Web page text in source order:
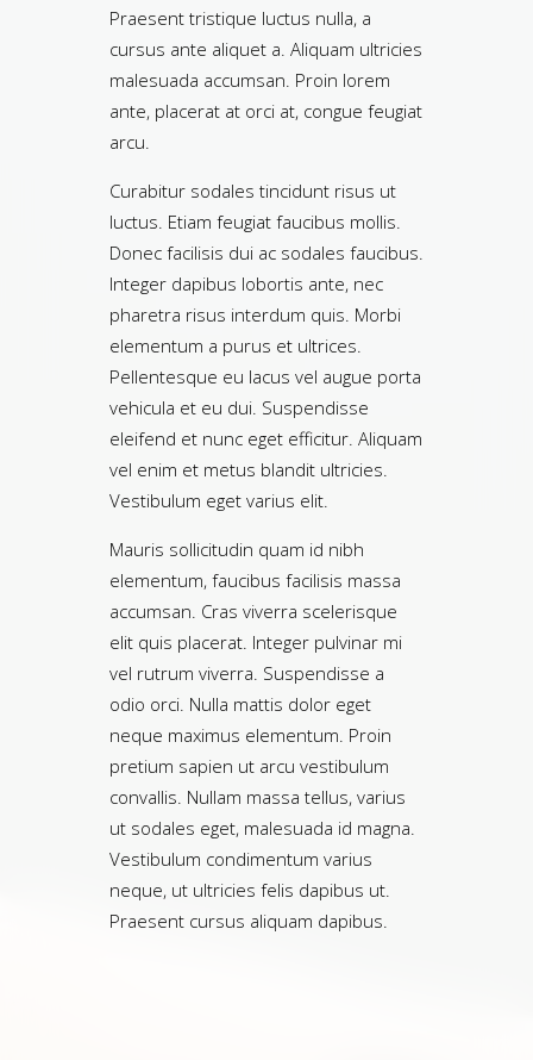
Praesent tristique luctus nulla, a
cursus ante aliquet a. Aliquam ultricies
malesuada accumsan. Proin lorem
ante, placerat at orci at, congue feugiat
arcu.
Curabitur sodales tincidunt risus ut
luctus. Etiam feugiat faucibus mollis.
Donec facilisis dui ac sodales faucibus.
Integer dapibus lobortis ante, nec
pharetra risus interdum quis. Morbi
elementum a purus et ultrices.
Pellentesque eu lacus vel augue porta
vehicula et eu dui. Suspendisse
eleifend et nunc eget efficitur. Aliquam
vel enim et metus blandit ultricies.
Vestibulum eget varius elit.
Mauris sollicitudin quam id nibh
elementum, faucibus facilisis massa
accumsan. Cras viverra scelerisque
elit quis placerat. Integer pulvinar mi
vel rutrum viverra. Suspendisse a
odio orci. Nulla mattis dolor eget
neque maximus elementum. Proin
pretium sapien ut arcu vestibulum
convallis. Nullam massa tellus, varius
ut sodales eget, malesuada id magna.
Vestibulum condimentum varius
neque, ut ultricies felis dapibus ut.
Praesent cursus aliquam dapibus.